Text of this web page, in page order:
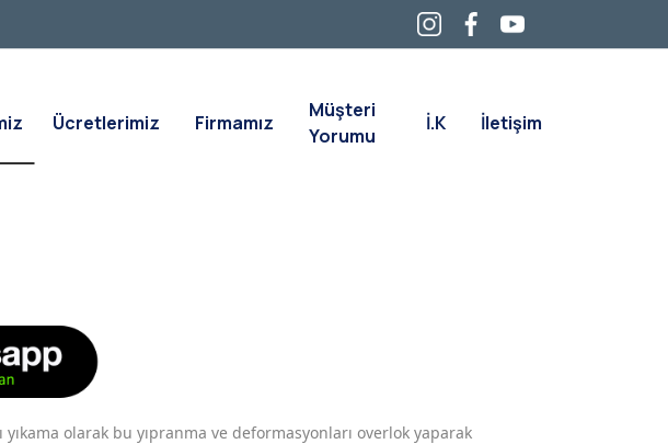
olarak bu yıpranma ve deformasyonları overlok yaparak
Ücretlerimiz Firmamız
Müşteri
Yorumu
İ.K İletişim